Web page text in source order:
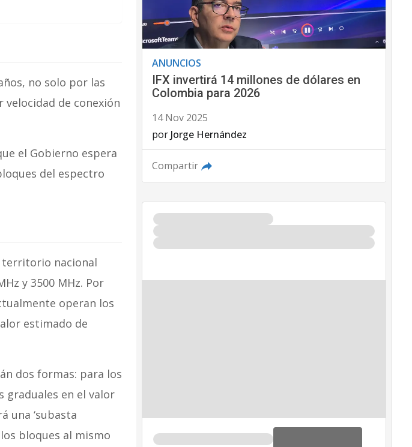
no solo por las
de conexión
el Gobierno espera
del espectro
territorio nacional
y 3500 MHz. Por
operan los
estimado de
dos formas: para los
graduales en el valor
una ‘subasta
bloques al mismo
ANUNCIOS
IFX invertirá 14 millones de dólares en
Colombia para 2026
14 Nov 2025
por Jorge Hernández
Compartir